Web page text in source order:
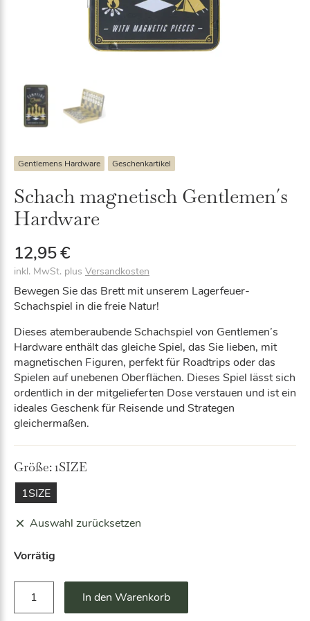
Gentlemens Hardware Geschenkartikel
Schach magnetisch Gentlemen´s
Hardware
12,95€
inkl. MwSt. plus Versandkosten
Bewegen Sie das Brett mit unserem Lagerfeuer-
Schachspiel in die freie Natur!
Dieses atemberaubende Schachspiel von Gentlemen’s
Hardware enthält das gleiche Spiel, das Sie lieben, mit
magnetischen Figuren, perfekt für Roadtrips oder das
Spielen auf unebenen Oberflächen. Dieses Spiel lässt sich
ordentlich in der mitgelieferten Dose verstauen und ist ein
ideales Geschenk für Reisende und Strategen
gleichermaßen.
Größe:1SIZE
1SIZE
Auswahl zurücksetzen
Vorrätig
In den Warenkorb